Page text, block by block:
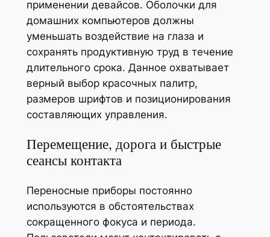
применении девайсов. Оболочки для
домашних компьютеров должны
уменьшать воздействие на глаза и
сохранять продуктивную труд в течение
длительного срока. Данное охватывает
верный выбор красочных палитр,
размеров шрифтов и позиционирования
составляющих управления.
Перемещение, дорога и быстрые
сеансы контакта
Переносные приборы постоянно
используются в обстоятельствах
сокращенного фокуса и периода.